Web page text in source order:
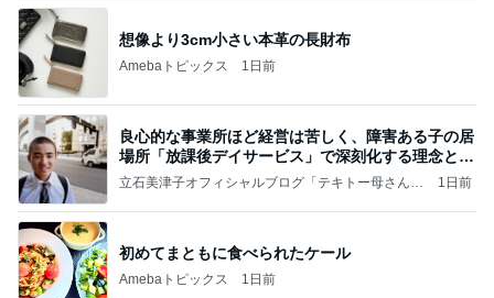
初めてまともに食べられたケール
Amebaトピックス 1日前
涅槃寂静をゴールに設定することがなぜ大事なの
か、シンボルを受容可能なメッセージとして投げる
ことが
気功師から見たバレエとヒーリングのコツ～「まと